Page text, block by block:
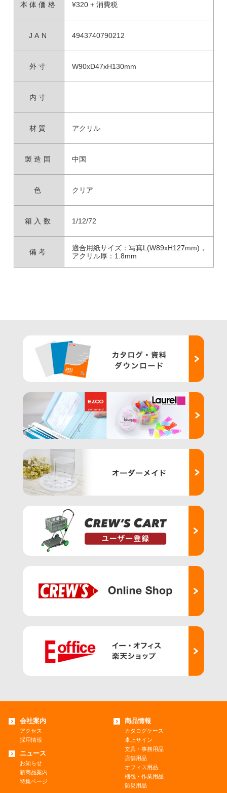
本体価格 ¥320 + 消費税
JAN 4943740790212
外寸 W90xD47xH130mm
内寸
材質 アクリル
製造国 中国
色 クリア
箱入数 1/12/72
備考
適合用紙サイズ：写真L(W89xH127mm)，
アクリル厚：1.8mm
会社案内
アクセス
採用情報
ニュース
お知らせ
新商品案内
特集ページ
商品情報
カタログケース
卓上サイン
文具・事務用品
店舗用品
オフィス用品
梱包・作業用品
防災用品